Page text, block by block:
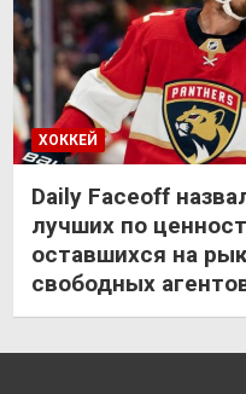
ХОККЕЙ
Daily Faceoff
лучших по
оставшихся на
свободных